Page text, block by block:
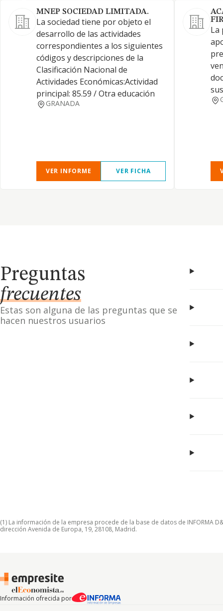
MNEP SOCIEDAD LIMITADA.
La sociedad tiene por objeto el
desarrollo de las actividades
correspondientes a los siguientes
códigos y descripciones de la
Clasificación Nacional de
Actividades Económicas:Actividad
principal: 85.59 / Otra educación
GRANADA
VER INFORME VER FICHA
La
Preguntas
frecuentes
Estas son alguna de las preguntas que se
hacen nuestros usuarios
(1) La información de la empresa procede de la base de datos de INFORMA
dirección Avenida de Europa, 19, 28108, Madrid.
Información ofrecida por